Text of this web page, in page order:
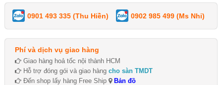
0901 493 335 (Thu Hiền) 0902 985 499 (Ms Nhi)
Phí và dịch vụ giao hàng
Giao hàng hoả tốc nội thành HCM
Hỗ trợ đóng gói và giao hàng cho sàn TMDT
Đến shop lấy hàng Free Ship
Bản đồ